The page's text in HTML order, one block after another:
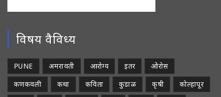
विषय वैविध्य
PUNE अमरावती आरोग्य इतर
ओरोस
कणकवली
कथा कविता कुडाळ कृषी
कोल्हापूर